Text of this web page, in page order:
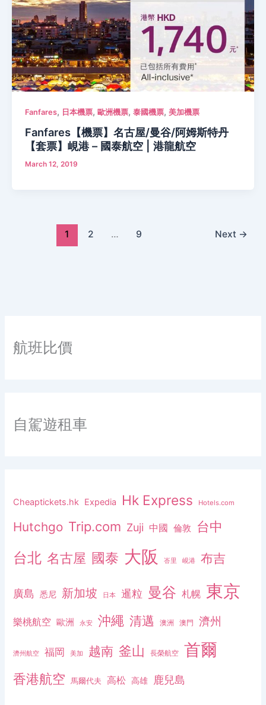
Fanfares, 日本機票, 歐洲機票, 泰國機票, 美加機票
Fanfares【機票】名古屋/曼谷/阿姆斯特丹
【套票】峴港 – 國泰航空 | 港龍航空
March 12, 2019
1 2 … 9 Next →
航班比價
自駕遊租車
Cheaptickets.hk Expedia Hk Express Hotels.com
Hutchgo Trip.com Zuji 中國 倫敦 台中
台北 名古屋 國泰 大阪 峇里 峴港 布吉
廣島 悉尼 新加坡 日本 暹粒 曼谷 札幌 東京
樂桃航空 歐洲 永安 沖繩 清邁 澳洲 澳門 濟州
濟州航空 福岡 美加 越南 釜山 長榮航空 首爾
香港航空 馬爾代夫 高松 高雄 鹿兒島